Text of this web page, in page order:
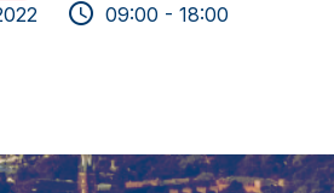
09:00 - 18:00